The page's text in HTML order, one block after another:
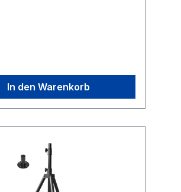
In den Warenkorb